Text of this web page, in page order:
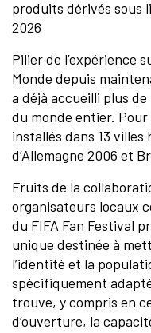
produits dérivés sous
2026
Pilier de l’expérience
Monde depuis
a déjà accueilli plus
du monde entier. Pour
installés dans 13
d’Allemagne 2006 et
Fruits de la
organisateurs locaux
du FIFA Fan Festival
unique destinée à
l’identité et la
spécifiquement
trouve, y compris en
d’ouverture, la